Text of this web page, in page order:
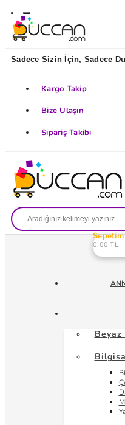
Sadece Sizin İçin, Sadece
Kargo Takip
Bize Ulaşın
Sipariş Takibi
Sepetim
0,00 TL
Beyaz